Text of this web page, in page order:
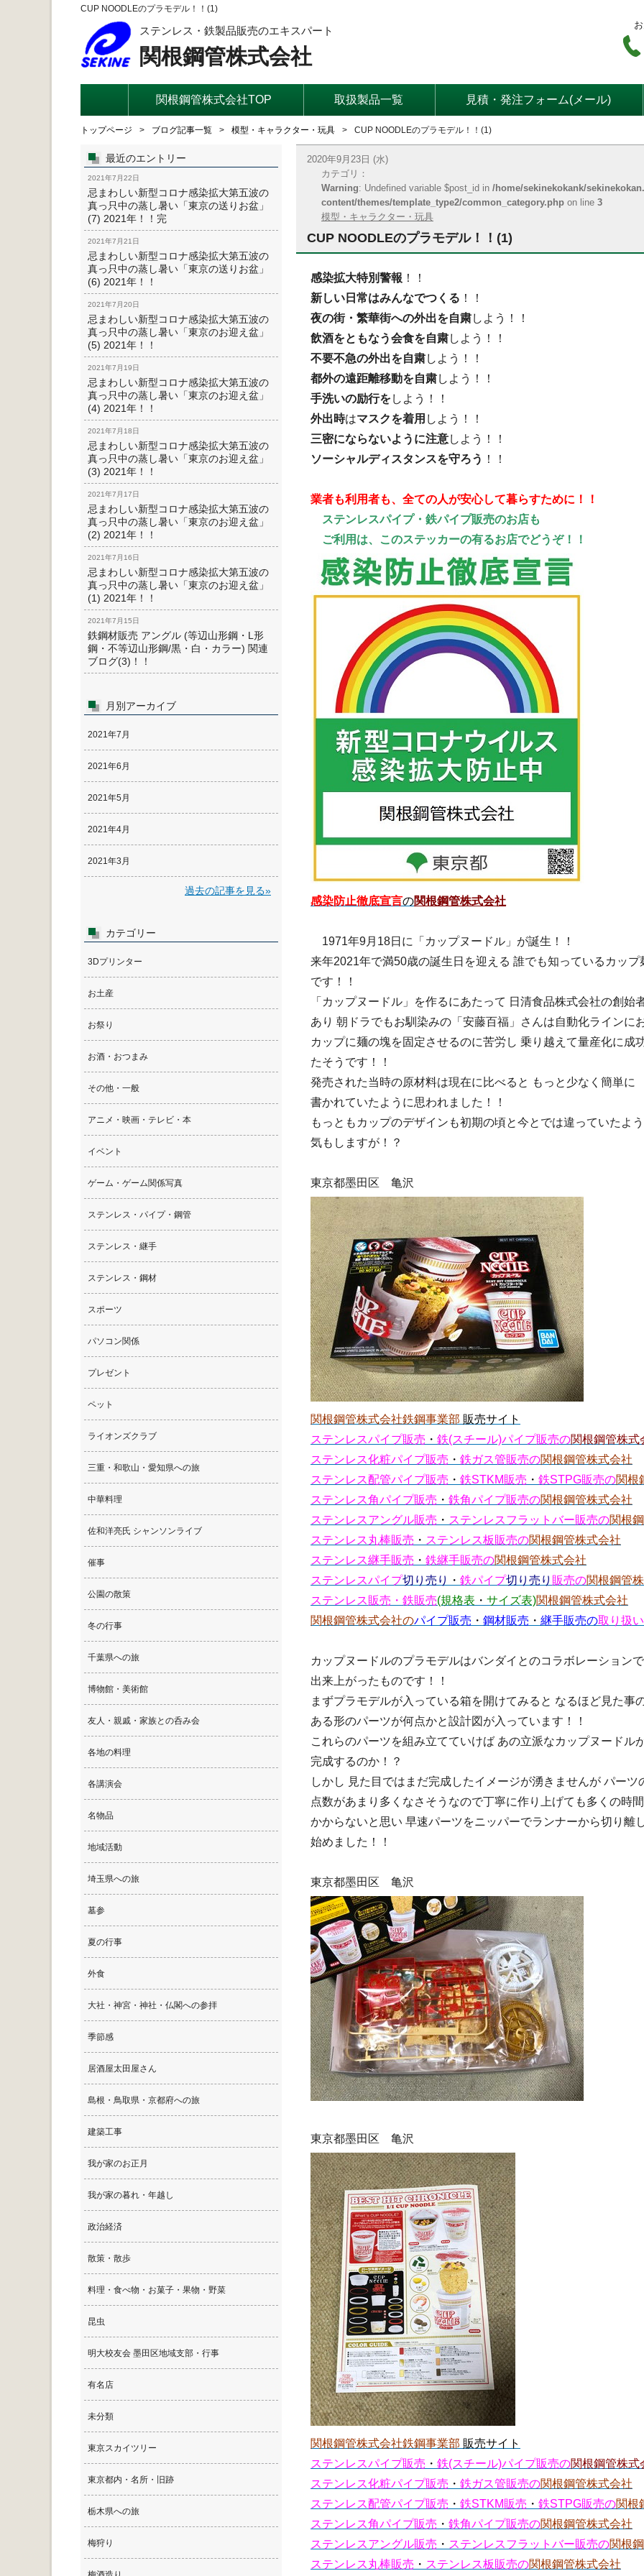
CUP NOODLEのプラモデル！！(1)
ステンレス・鉄製品販売のエキスパート
関根鋼管株式会社
関根鋼管株式会社TOP 取扱製品一覧 見積・発注フォーム(メール)
トップページ ブログ記事一覧 模型・キャラクター・玩具 CUP NOODLEのプラモデル！！(1)
2020年9月23日 (水)
カテゴリ：
Warning: Undefined variable $post_id in /home/sekinekokank/
content/themes/template_type2/common_category.php on line 3
模型・キャラクター・玩具
CUP NOODLEのプラモデル！！(1)
感染拡大特別警報 ！！
新しい日常はみんなでつくる ！！
夜の街・繁華街への外出を自粛しよう！！
飲酒をともなう会食を自粛しよう！！
不要不急の外出を自粛しよう！！
都外の遠距離移動を自粛しよう！！
手洗いの励行をしよう！！
外出時はマスクを着用 しよう！！
三密にならないように注意しよう！！
ソーシャルディスタンスを守ろう ！！
業者も利用者も、全ての人が安心して暮らすために！！
ステンレスパイプ・鉄パイプ販売のお店も
ご利用は、このステッカーの有るお店でどうぞ！！
感染防止徹底宣言の関根鋼管株式会社
1971年9月18日に「カップヌードル」が誕生！！
来年2021年で満50歳の誕生日を迎える 誰でも知っているカップ
です！！
「カップヌードル」を作るにあたって 日清食品株式会社の創始
あり 朝ドラでもお馴染みの「安藤百福」さんは自動化ラインに
カップに麺の塊を固定させるのに苦労し 乗り越えて量産化に成
たそうです！！
発売された当時の原材料は現在に比べると もっと少なく簡単に
書かれていたように思われました！！
もっともカップのデザインも初期の頃と今とでは違っていたよ
気もしますが！？
東京都墨田区 亀沢
関根鋼管株式会社鉄鋼事業部 販売サイト
ステンレスパイプ販売 ・ 鉄(スチール)パイプ販売の関根鋼管株式
ステンレス化粧パイプ販売 ・ 鉄ガス管販売の関根鋼管株式会社
ステンレス配管パイプ販売 ・ 鉄STKM販売 ・ 鉄STPG販売の関根
ステンレス角パイプ販売 ・ 鉄角パイプ販売の関根鋼管株式会社
ステンレスアングル販売 ・ ステンレスフラットバー販売の関根
ステンレス丸棒販売 ・ ステンレス板販売の関根鋼管株式会社
ステンレス継手販売 ・ 鉄継手販売の関根鋼管株式会社
ステンレスパイプ切り売り ・ 鉄パイプ切り売り 販売の関根鋼管
ステンレス販売・鉄販売(規格表 ・ サイズ表)関根鋼管株式会社
関根鋼管株式会社のパイプ販売 ・ 鋼材販売 ・ 継手販売の取り扱
カップヌードルのプラモデルはバンダイとのコラボレーションで
出来上がったものです！！
まずプラモデルが入っている箱を開けてみると なるほど見た事
ある形のパーツが何点かと設計図が入っています！！
これらのパーツを組み立てていけば あの立派なカップヌードル
完成するのか！？
しかし 見た目ではまだ完成したイメージが湧きませんが パーツ
点数があまり多くなさそうなので丁寧に作り上げても多くの時
かからないと思い 早速パーツをニッパーでランナーから切り離
始めました！！
東京都墨田区 亀沢
東京都墨田区 亀沢
関根鋼管株式会社鉄鋼事業部 販売サイト
ステンレスパイプ販売 ・ 鉄(スチール)パイプ販売の関根鋼管株式
ステンレス化粧パイプ販売 ・ 鉄ガス管販売の関根鋼管株式会社
ステンレス配管パイプ販売 ・ 鉄STKM販売 ・ 鉄STPG販売の関根
ステンレス角パイプ販売 ・ 鉄角パイプ販売の関根鋼管株式会社
ステンレスアングル販売 ・ ステンレスフラットバー販売の関根
ステンレス丸棒販売 ・ ステンレス板販売の関根鋼管株式会社
最近のエントリー
2021年7月22日
忌まわしい新型コロナ感染拡大第五波の
真っ只中の蒸し暑い「東京の送りお盆」
(7) 2021年！！完
2021年7月21日
忌まわしい新型コロナ感染拡大第五波の
真っ只中の蒸し暑い「東京の送りお盆」
(6) 2021年！！
2021年7月20日
忌まわしい新型コロナ感染拡大第五波の
真っ只中の蒸し暑い「東京のお迎え盆」
(5) 2021年！！
2021年7月19日
忌まわしい新型コロナ感染拡大第五波の
真っ只中の蒸し暑い「東京のお迎え盆」
(4) 2021年！！
2021年7月18日
忌まわしい新型コロナ感染拡大第五波の
真っ只中の蒸し暑い「東京のお迎え盆」
(3) 2021年！！
2021年7月17日
忌まわしい新型コロナ感染拡大第五波の
真っ只中の蒸し暑い「東京のお迎え盆」
(2) 2021年！！
2021年7月16日
忌まわしい新型コロナ感染拡大第五波の
真っ只中の蒸し暑い「東京のお迎え盆」
(1) 2021年！！
2021年7月15日
鉄鋼材販売 アングル (等辺山形鋼・L形
鋼・不等辺山形鋼/黒・白・カラー) 関連
ブログ(3)！！
月別アーカイブ
2021年7月
2021年6月
2021年5月
2021年4月
2021年3月
過去の記事を見る»
カテゴリー
3Dプリンター
お土産
お祭り
お酒・おつまみ
その他・一般
アニメ・映画・テレビ・本
イベント
ゲーム・ゲーム関係写真
ステンレス・パイプ・鋼管
ステンレス・継手
ステンレス・鋼材
スポーツ
パソコン関係
プレゼント
ペット
ライオンズクラブ
三重・和歌山・愛知県への旅
中華料理
佐和洋亮氏 シャンソンライブ
催事
公園の散策
冬の行事
千葉県への旅
博物館・美術館
友人・親戚・家族との呑み会
各地の料理
各講演会
名物品
地域活動
埼玉県への旅
墓参
夏の行事
外食
大社・神宮・神社・仏閣への参拝
季節感
居酒屋太田屋さん
島根・鳥取県・京都府への旅
建築工事
我が家のお正月
我が家の暮れ・年越し
政治経済
散策・散歩
料理・食べ物・お菓子・果物・野菜
昆虫
明大校友会 墨田区地域支部・行事
有名店
未分類
東京スカイツリー
東京都内・名所・旧跡
栃木県への旅
梅狩り